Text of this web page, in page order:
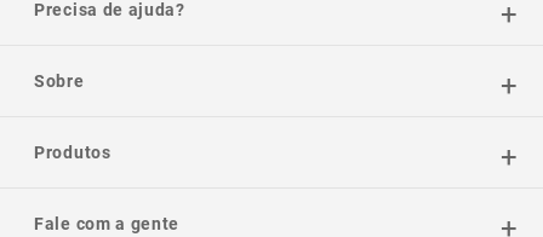
Precisa de ajuda?
Sobre
Produtos
Fale com a gente